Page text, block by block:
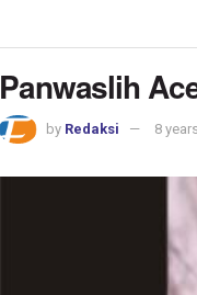
Panwaslih
by Redaksi 8